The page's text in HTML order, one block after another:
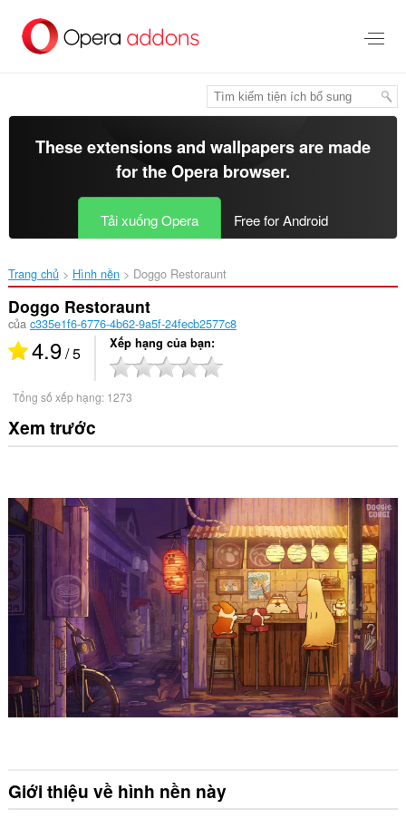
đến
These extensions and wallpapers are made
for theOpera browser.
Tải xuống Opera Free for Android
Trang chủ Hình nền Doggo Restoraunt‎
Doggo Restoraunt
của c335e1f6-6776-4b62-9a5f-24fecb2577c8
4.9/ 5 Xếp hạng của bạn
Tổng số xếp hạng: 1273
Xem trước
Giới thiệu về hình nền này